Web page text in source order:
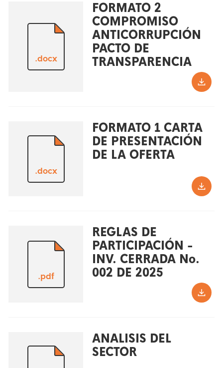
.docx
FORMATO 2
COMPROMISO
ANTICORRUPCIÓN
PACTO DE
TRANSPARENCIA
.docx
FORMATO 1 CARTA
DE PRESENTACIÓN
DE LA OFERTA
.pdf
REGLAS DE
PARTICIPACIÓN -
INV. CERRADA No.
002 DE 2025
ANALISIS DEL
SECTOR